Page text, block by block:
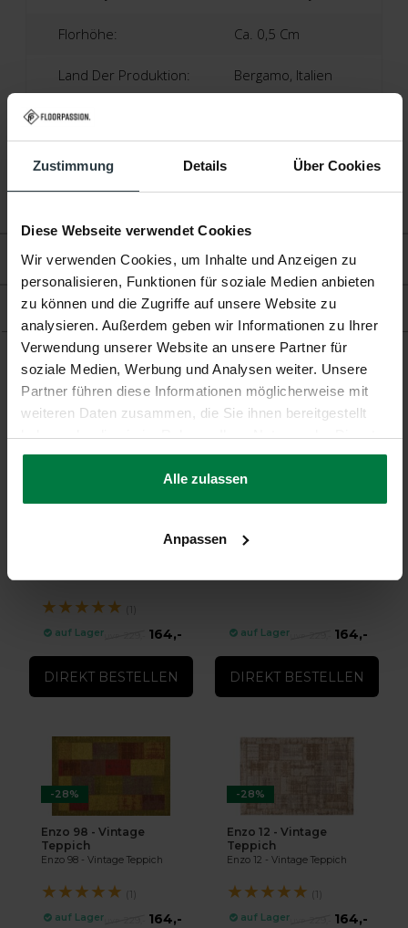
Zustimmung Details Über Cookies
Diese Webseite verwendet Cookies
Wir verwenden Cookies, um Inhalte und Anzeigen zu
personalisieren, Funktionen für soziale Medien anbieten
zu können und die Zugriffe auf unsere Website zu
analysieren. Außerdem geben wir Informationen zu Ihrer
Verwendung unserer Website an unsere Partner für
soziale Medien, Werbung und Analysen weiter. Unsere
Partner führen diese Informationen möglicherweise mit
weiteren Daten zusammen, die Sie ihnen bereitgestellt
haben oder die sie im Rahmen Ihrer Nutzung der Dienste
gesammelt haben.
Alle zulassen
Anpassen
Bewertungen
Produkt
Florhöhe: Ca. 0,5 Cm
Land Der Produktion: Bergamo, Italien
Garantie:
2 Jahre Herstellergarantie
Fußbodenheizung: Geeignet
Ergänzende Produkte
★★★★★ (1)
auf Lager 164,-
DIREKT BESTELLEN
Enzo 59 - Vintage
auf Lager 164,-
DIREKT BESTELLEN
-28%
Enzo 98 - Vintage
Teppich
Enzo 98 - Vintage Teppich
★★★★★ (1)
auf Lager 164,-
-28%
Enzo 12 - Vintage
Teppich
Enzo 12 - Vintage Teppich
★★★★★ (1)
auf Lager 164,-